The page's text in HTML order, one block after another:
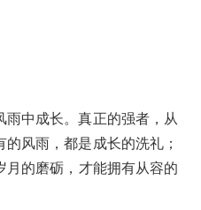
中成长。真正的强者，从
风雨，都是成长的洗礼；
月的磨砺，才能拥有从容的